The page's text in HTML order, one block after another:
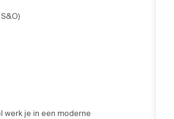
werk je in een moderne